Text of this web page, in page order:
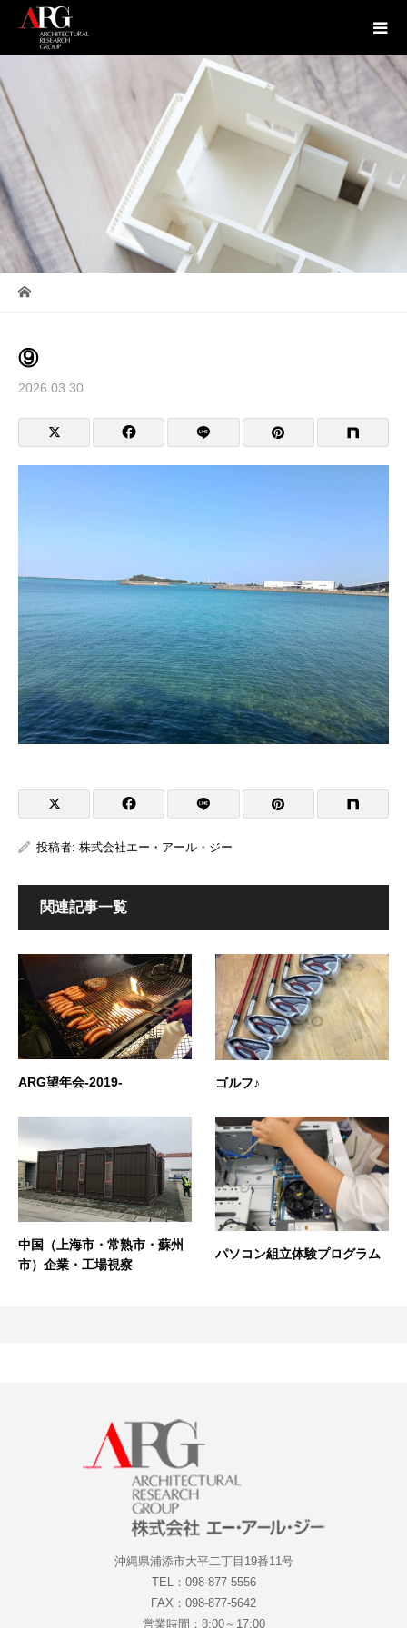
⑨
2026.03.30
投稿者: 株式会社エー・アール・ジー
関連記事一覧
ARG望年会-2019- ゴルフ♪
中国（上海市・常熟市・蘇州
市）企業・工場視察
パソコン組立体験プログラム
沖縄県浦添市大平二丁目19番11号
TEL：098-877-5556
FAX：098-877-5642
営業時間：8:00～17:00